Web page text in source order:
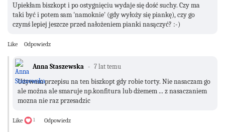
Upiekłam biszkopt i po ostygnięciu wydaje się dość suchy. Czy ma
taki być i potem sam 'namoknie' (gdy wyłoży się piankę), czy go
czymś lepiej jeszcze przed nałożeniem pianki nasączyć? :-)
Like Odpowiedz
Anna Staszewska 7 lat temu
Używam przepisu na ten biszkopt gdy robie torty. Nie nasaczam go
ale można ale smaruje np.konfitura lub dżemem ... z nasaczaniem
mozna nie raz przesadzic
Like 1 Odpowiedz